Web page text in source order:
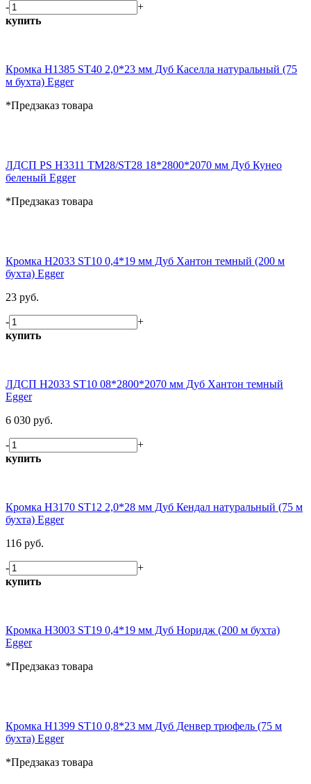
-
+
купить
Кромка H1385 ST40 2,0*23 мм Дуб Каселла натуральный (75
м бухта) Egger
*Предзаказ товара
ЛДСП PS H3311 TM28/ST28 18*2800*2070 мм Дуб Кунео
беленый Egger
*Предзаказ товара
Кромка H2033 ST10 0,4*19 мм Дуб Хантон темный (200 м
бухта) Egger
23 руб.
-
+
купить
ЛДСП H2033 ST10 08*2800*2070 мм Дуб Хантон темный
Egger
6 030 руб.
-
+
купить
Кромка H3170 ST12 2,0*28 мм Дуб Кендал натуральный (75 м
бухта) Egger
116 руб.
-
+
купить
Кромка H3003 ST19 0,4*19 мм Дуб Норидж (200 м бухта)
Egger
*Предзаказ товара
Кромка H1399 ST10 0,8*23 мм Дуб Денвер трюфель (75 м
бухта) Egger
*Предзаказ товара